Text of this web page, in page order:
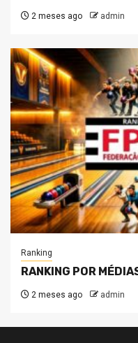
2 meses ago admin
Ranking
RANKING POR
2 meses ago admin